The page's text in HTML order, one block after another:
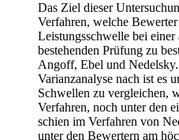
Das Ziel dieser
Verfahren, welche
Leistungsschwelle bei einer
bestehenden Prüfung zu
Angoff, Ebel und
Varianzanalyse nach ist es
Schwellen zu vergleichen,
Verfahren, noch unter den
schien im Verfahren von
unter den Bewertern am